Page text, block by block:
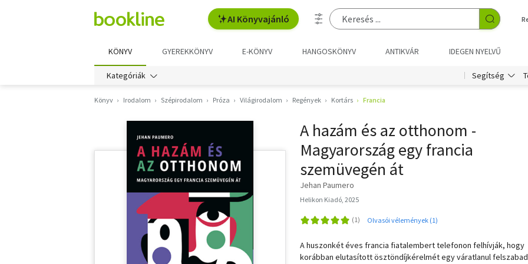
AI Könyvajánló
KÖNYV GYEREKKÖNYV E-KÖNYV HANGOSKÖNYV ANTIKVÁR IDEGEN NYELVŰ
Kategóriák Segítség
Könyv Irodalom Szépirodalom Próza Világirodalom Regények Kortárs Francia
A hazám és az otthonom -
Magyarország egy francia
szemüvegén át
Jehan Paumero
Helikon Kiadó, 2025
Olvasói vélemények (1)
A huszonkét éves francia fiatalembert telefonon felhívják, hogy
korábban elutasított ösztöndíjkérelmét egy váratlanul